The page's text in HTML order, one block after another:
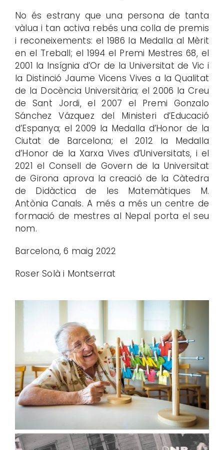
No és estrany que una persona de tanta
vàlua i tan activa rebés una colla de premis
i reconeixements: el 1986 la Medalla al Mèrit
en el Treball; el 1994 el Premi Mestres 68, el
2001 la Insígnia d’Or de la Universitat de Vic i
la Distinció Jaume Vicens Vives a la Qualitat
de la Docència Universitària; el 2006 la Creu
de Sant Jordi, el 2007 el Premi Gonzalo
Sánchez Vázquez del Ministeri d’Educació
d’Espanya; el 2009 la Medalla d’Honor de la
Ciutat de Barcelona; el 2012 la Medalla
d’Honor de la Xarxa Vives d’Universitats, i el
2021 el Consell de Govern de la Universitat
de Girona aprova la creació de la Càtedra
de Didàctica de les Matemàtiques M.
Antònia Canals. A més a més un centre de
formació de mestres al Nepal porta el seu
nom.
Barcelona, 6 maig 2022
Roser Solà i Montserrat